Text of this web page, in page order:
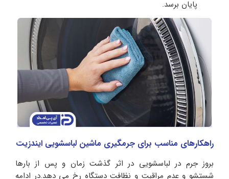
پایان برسد.
راهکارهای مناسب برای جرمگیری ماشین لباسشویی ایندزیت
بروز جرم در لباسشویی در اثر گذشت زمان و پس از بارها
شستشو و عدم مراقبت و نظافت دستگاه رخ می دهد.در ادامه